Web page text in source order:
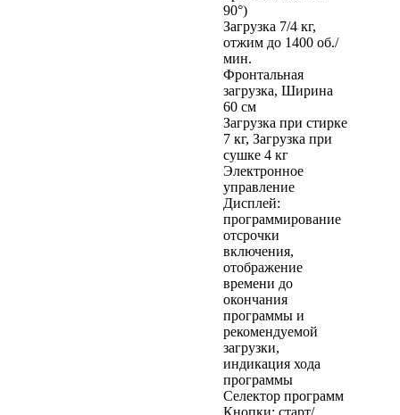
90°)
Загрузка 7/4 кг,
отжим до 1400 об./
мин.
Фронтальная
загрузка, Ширина
60 см
Загрузка при стирке
7 кг, Загрузка при
сушке 4 кг
Электронное
управление
Дисплей:
программирование
отсрочки
включения,
отображение
времени до
окончания
программы и
рекомендуемой
загрузки,
индикация хода
программы
Селектор программ